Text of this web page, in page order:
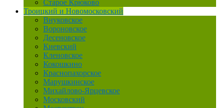
Старое Крюково
Троицкий и Новомосковский
Внуковское
Вороновское
Десеновское
Киевский
Кленовское
Кокошкино
Краснопахорское
Марушкинское
Михайлово-Ярцевское
Московский